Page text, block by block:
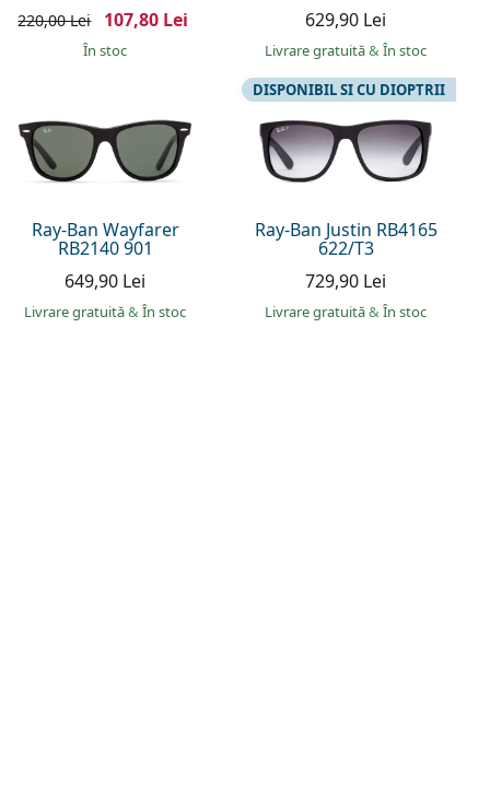
220,00 Lei 107,80 Lei
În stoc
629,90 Lei
Livrare gratuită& În stoc
Ray-Ban Wayfarer
RB2140 901
649,90 Lei
Livrare gratuită& În stoc
Ray-Ban Justin RB4165
622/T3
DISPONIBIL SI CU DIOPTRII
729,90 Lei
Livrare gratuită& În stoc